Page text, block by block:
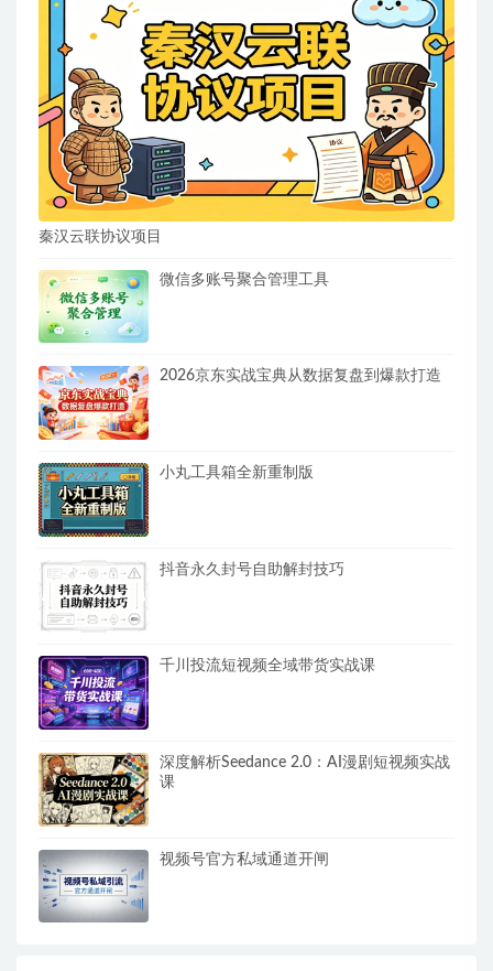
秦汉云联协议项目
微信多账号聚合管理工具
2026京东实战宝典从数据复盘到爆款打造
小丸工具箱全新重制版
抖音永久封号自助解封技巧
千川投流短视频全域带货实战课
深度解析Seedance 2.0：AI漫剧短视频实战
课
视频号官方私域通道开闸